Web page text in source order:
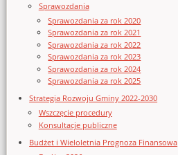
Sprawozdania
Sprawozdania za rok 2020
Sprawozdania za rok 2021
Sprawozdania za rok 2022
Sprawozdania za rok 2023
Sprawozdania za rok 2024
Sprawozdania za rok 2025
Strategia Rozwoju Gminy 2022-2030
Wszczęcie procedury
Konsultacje publiczne
Budżet i Wieloletnia Prognoza Finansowa